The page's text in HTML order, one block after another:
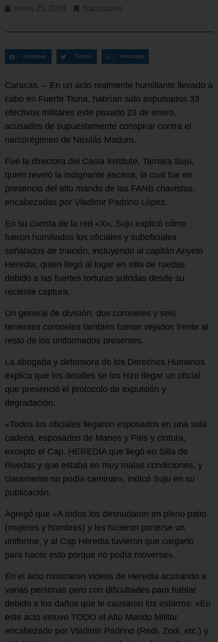
enero 25, 2024 Nacionales
Facebook Twitter WhatsApp
Caracas. – En un acto realmente humillante llevado a
cabo en Fuerte Tiuna, habrían sido expulsados 33
efectivos militares este pasado 23 de enero,
acusados de supuestamente conspirar contra el
narcorégimen de Nicolás Maduro.
Fue la directora del Casla Institute, Tamara Suju,
quien reveló la indignante escena, la cual fue en
presencia del alto mando de las FANB chavistas,
encabezadas por Vladimir Padrino López.
En su cuenta de la red «X», Suju explicó cómo
fueron humillados los oficiales y suboficiales
señalados de traición, incluyendo al capitán Anyelo
Heredia, quien llegó al lugar en silla de ruedas
debido a las fuertes torturas sufridas desde su
reciente captura.
Un general de división, dos coroneles y seis
tenientes coroneles también fueron vejados frente al
resto de los uniformados presentes.
La abogada y defensora de los Derechos Humanos
explica que los detalles se los hizo llegar un oficial
que presenció el protocolo de expulsión y
degradación.
«Todos los oficiales llegaron esposados en una sola
cadena, esposados de Manos y Pies y cintura,
excepto el Cap. HEREDIA que llegó en Silla de
Ruedas y que estaba en muy malas condiciones, y
claramente no podía caminar», indicó Suju en su
publicación.
Agregó que «A todos los desnudaron en pleno patio
(mujeres y hombres) y les hicieron ponerse un
uniforme, y al Cap Heredia tuvieron que cargarlo
para hacer esto porque no podía moverse».
En el acto mostraron videos de Heredia acusando a
varias personas pero con dificultades para hablar
debido a los daños que le causaron los esbirros: «En
este acto estuvo TODO el Alto Mando Militar
encabezado por Vladimir Padrino (Redi, Zodi, etc.) y